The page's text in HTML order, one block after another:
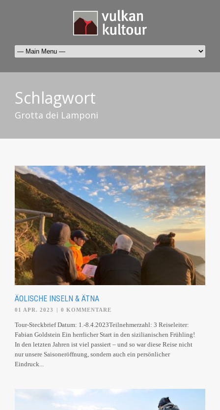
Schlagwort
Grotta dei Lamponi
ÄOLISCHE INSELN & ÄTNA
01 APR. 2023 | 0 KOMMENTARE
Tour-Steckbrief Datum: 1.-8.4.2023Teilnehmerzahl: 3 Reiseleiter:
Fabian Goldstein Ein herrlicher Start in den sizilianischen Frühling!
In den letzten Jahren ist viel passiert – und so war diese Reise nicht
nur unsere Saisoneröffnung, sondern auch ein persönlicher
Eindruck...